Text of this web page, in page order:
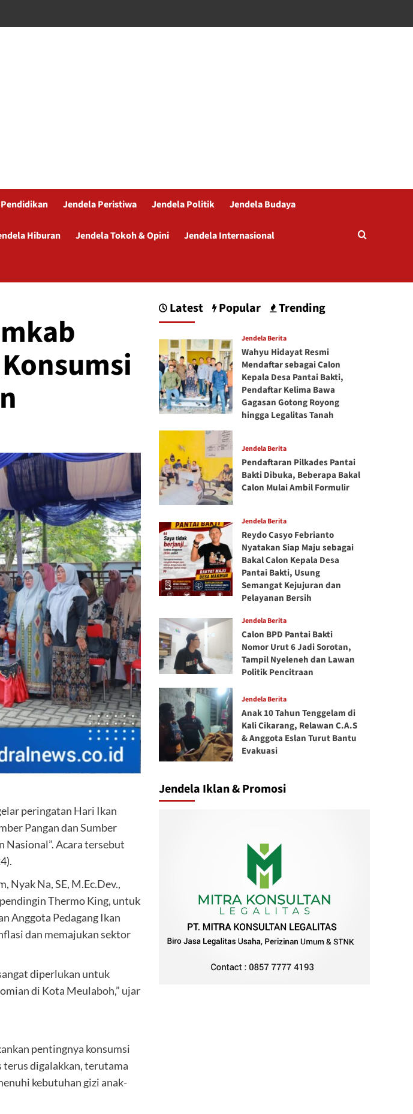
Jendela Peristiwa Jendela Politik Jendela Budaya
Hiburan Jendela Tokoh & Opini Jendela Internasional
peringatan Hari Ikan
Pangan dan Sumber
Nasional”. Acara tersebut
Na, SE, M.Ec.Dev.,
Thermo King, untuk
Anggota Pedagang Ikan
dan memajukan sektor
diperlukan untuk
di Kota Meulaboh,” ujar
pentingnya konsumsi
terus digalakkan, terutama
kebutuhan gizi anak-
Latest Popular Trending
Jendela Berita
Wahyu Hidayat Resmi
Mendaftar sebagai Calon
Kepala Desa Pantai Bakti,
Pendaftar Kelima Bawa
Gagasan Gotong Royong
hingga Legalitas Tanah
Jendela Berita
Pendaftaran Pilkades Pantai
Bakti Dibuka, Beberapa Bakal
Calon Mulai Ambil Formulir
Jendela Berita
Reydo Casyo Febrianto
Nyatakan Siap Maju sebagai
Bakal Calon Kepala Desa
Pantai Bakti, Usung
Semangat Kejujuran dan
Pelayanan Bersih
Jendela Berita
Calon BPD Pantai Bakti
Nomor Urut 6 Jadi Sorotan,
Tampil Nyeleneh dan Lawan
Politik Pencitraan
Jendela Berita
Anak 10 Tahun Tenggelam di
Kali Cikarang, Relawan C.A.S
& Anggota Eslan Turut Bantu
Evakuasi
Jendela Iklan & Promosi